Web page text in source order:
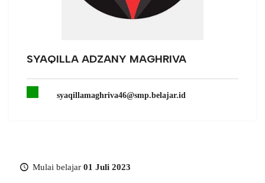
SYAQILLA ADZANY MAGHRIVA
syaqillamaghriva46@smp.belajar.id
Mulai belajar 01 Juli 2023